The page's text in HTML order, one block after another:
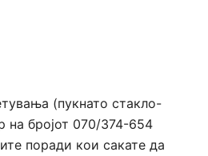
(пукнато стакло-
на бројот 070/374-654
поради кои сакате да